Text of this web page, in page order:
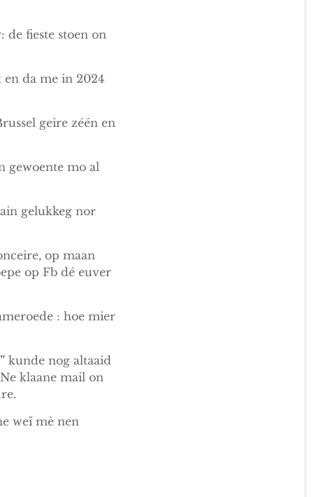
de fieste stoen on
en da me in 2024
geire zéén en
gewoente mo al
gelukkeg nor
op maan
op Fb dé euver
: hoe mier
kunde nog altaaid
klaane mail on
weï mè nen